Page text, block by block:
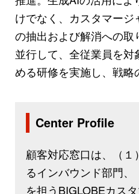
けでなく、カスタマージ
の抽出および解消への取
並行して、全従業員を
める研修を実施し、戦略
Center Profile
顧客対応窓口は、（
るインバウンド部門、
を担うBIGLOBEカス